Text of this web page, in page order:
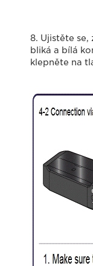
8. Ujistěte
bliká a bílá
klepněte na